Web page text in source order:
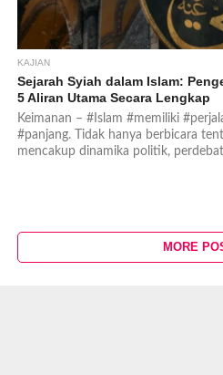
KAJIAN
Sejarah Syiah dalam Islam:
5 Aliran Utama Secara Lengkap
Keimanan – #Islam #memiliki
#panjang. Tidak hanya berbicara
mencakup dinamika politik,
MORE